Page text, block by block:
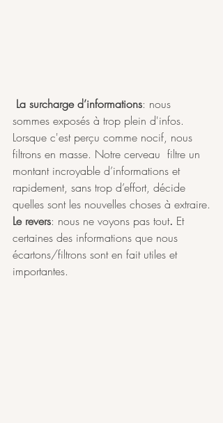
La surcharge d’informations: nous
sommes exposés à trop plein d'infos.
Lorsque c'est perçu comme nocif, nous
filtrons en masse. Notre cerveau  filtre un
montant incroyable d’informations et
rapidement, sans trop d’effort, décide
quelles sont les nouvelles choses à extraire.
Le revers: nous ne voyons pas tout. Et
certaines des informations que nous
écartons/filtrons sont en fait utiles et
importantes.